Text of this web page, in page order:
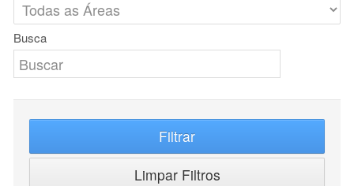
Busca
Filtrar
Limpar Filtros